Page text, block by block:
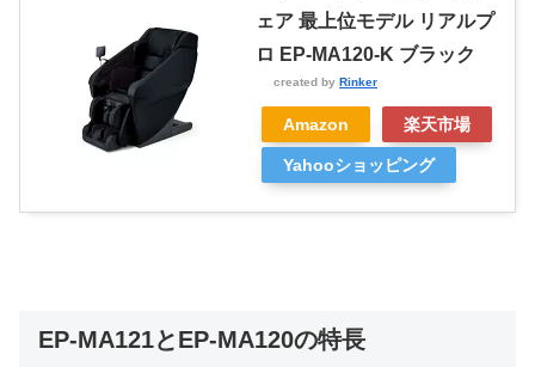
ェア 最上位モデル リアルプ
ロ EP-MA120-K ブラック
created by Rinker
Amazon 楽天市場
Yahooショッピング
EP-MA121とEP-MA120の特長